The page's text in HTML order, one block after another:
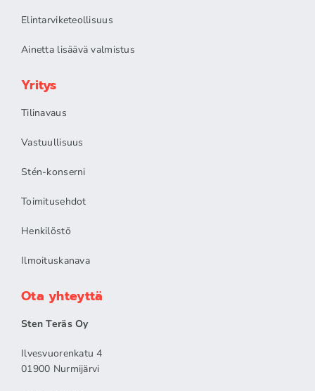
Elintarviketeollisuus
Ainetta lisäävä valmistus
Yritys
Tilinavaus
Vastuullisuus
Stén-konserni
Toimitusehdot
Henkilöstö
Ilmoituskanava
Ota yhteyttä
Sten Teräs Oy
Ilvesvuorenkatu 4
01900 Nurmijärvi